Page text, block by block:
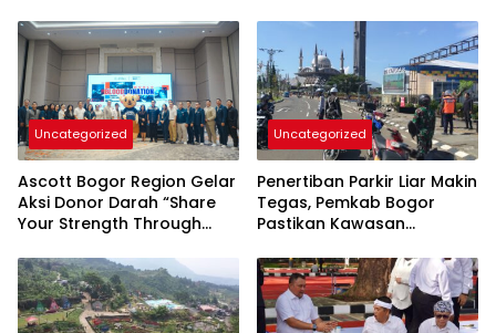
Perikanan Daerah
Uncategorized
Ascott Bogor Region Gelar
Aksi Donor Darah “Share
Your Strength Through
PMI Kabupaten Bogor
Uncategorized
Penertiban Parkir Liar Makin
Tegas, Pemkab Bogor
Pastikan Kawasan